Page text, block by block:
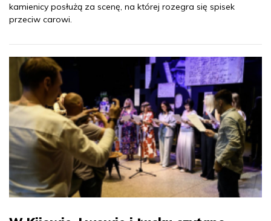
kamienicy posłużą za scenę, na której rozegra się spisek
przeciw carowi.